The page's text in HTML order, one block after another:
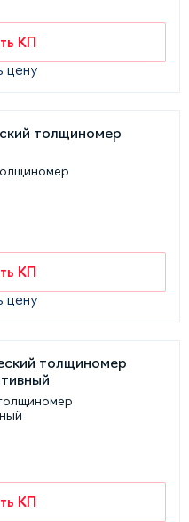
КП
цену
КП
цену
КП